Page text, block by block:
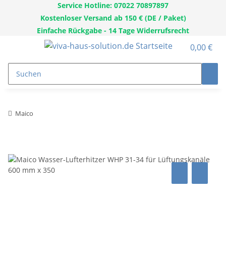
Service Hotline: 07022 70897897
Kostenloser Versand ab 150 € (DE / Paket)
Einfache Rückgabe - 14 Tage Widerrufsrecht
0,00 €
Maico